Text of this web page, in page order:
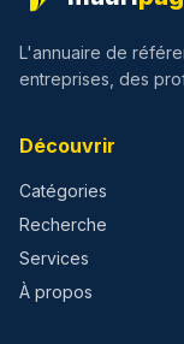
L'annuaire de
entreprises, des
Découvrir
Catégories
Recherche
Services
À propos